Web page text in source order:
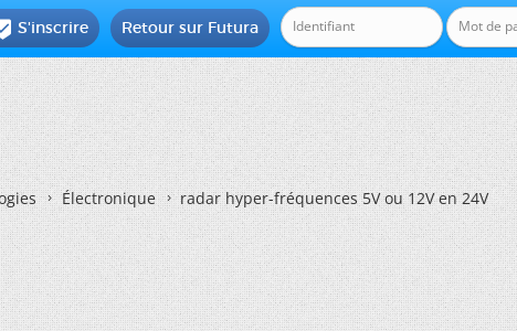
Retour sur Futura
S'inscrire
Électronique radar hyper-fréquences 5V ou 12V en 24V